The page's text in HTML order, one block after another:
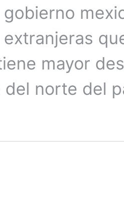
gobierno
extranjeras
mayor
norte del